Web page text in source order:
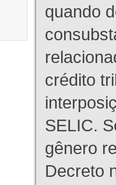
quando
crédito
SELIC.
gênero
Decreto